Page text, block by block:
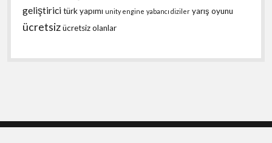
geliştiricitürk yapımı unity engine yabancı diziler yarış oyunu
ücretsizücretsiz olanlar